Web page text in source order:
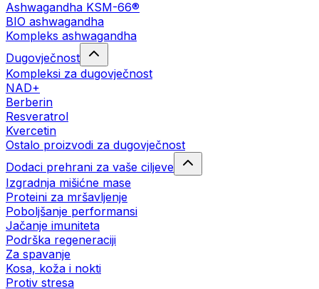
Ashwagandha KSM-66®
BIO ashwagandha
Kompleks ashwagandha
Dugovječnost
Kompleksi za dugovječnost
NAD+
Berberin
Resveratrol
Kvercetin
Ostalo proizvodi za dugovječnost
Dodaci prehrani za vaše ciljeve
Izgradnja mišićne mase
Proteini za mršavljenje
Poboljšanje performansi
Jačanje imuniteta
Podrška regeneraciji
Za spavanje
Kosa, koža i nokti
Protiv stresa